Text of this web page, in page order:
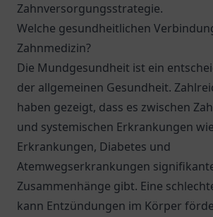
Zahnversorgungsstrategie.
Welche gesundheitlichen
Zahnmedizin?
Die Mundgesundheit ist ein
der allgemeinen Gesundheit.
haben gezeigt, dass es zwischen
und systemischen Erkrankungen
Erkrankungen, Diabetes und
Atemwegserkrankungen
Zusammenhänge gibt. Eine
kann Entzündungen im Körper